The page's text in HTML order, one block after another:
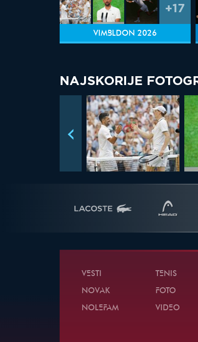
+17
VIMBLDON 2026
NAJSKORIJE
VESTI
NOVAK
NOLEFAM
TENIS
FOTO
VIDEO